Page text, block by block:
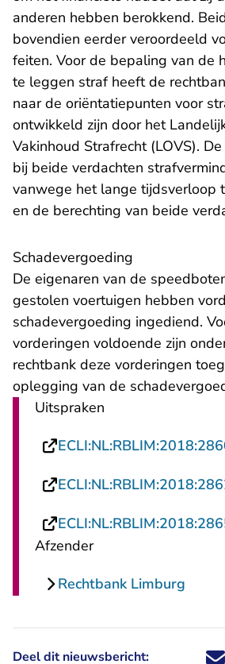
anderen hebben berokkend.
bovendien eerder veroordeeld
feiten. Voor de bepaling van de
te leggen straf heeft de
naar de oriëntatiepunten voor
ontwikkeld zijn door het
Vakinhoud Strafrecht (LOVS).
bij beide verdachten
vanwege het lange tijdsverloop
en de berechting van beide
Schadevergoeding
De eigenaren van de
gestolen voertuigen hebben
schadevergoeding ingediend.
vorderingen voldoende zijn
rechtbank deze vorderingen
oplegging van de
Uitspraken
Afzender
Rechtbank Limburg
Deel dit nieuwsbericht: Deel dit
Deel